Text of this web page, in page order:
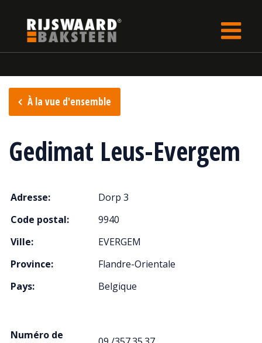
À la vue d'ensemble
Gedimat Leus-Evergem
Adresse:
Dorp 3
Code postal:
9940
Ville:
EVERGEM
Province:
Flandre-Orientale
Pays:
Belgique
Numéro de